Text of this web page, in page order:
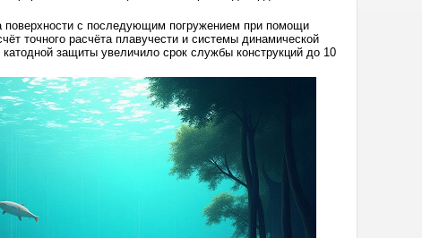
поверхности с последующим погружением при помощи
точного расчёта плавучести и системы динамической
защиты увеличило срок службы конструкций до 10